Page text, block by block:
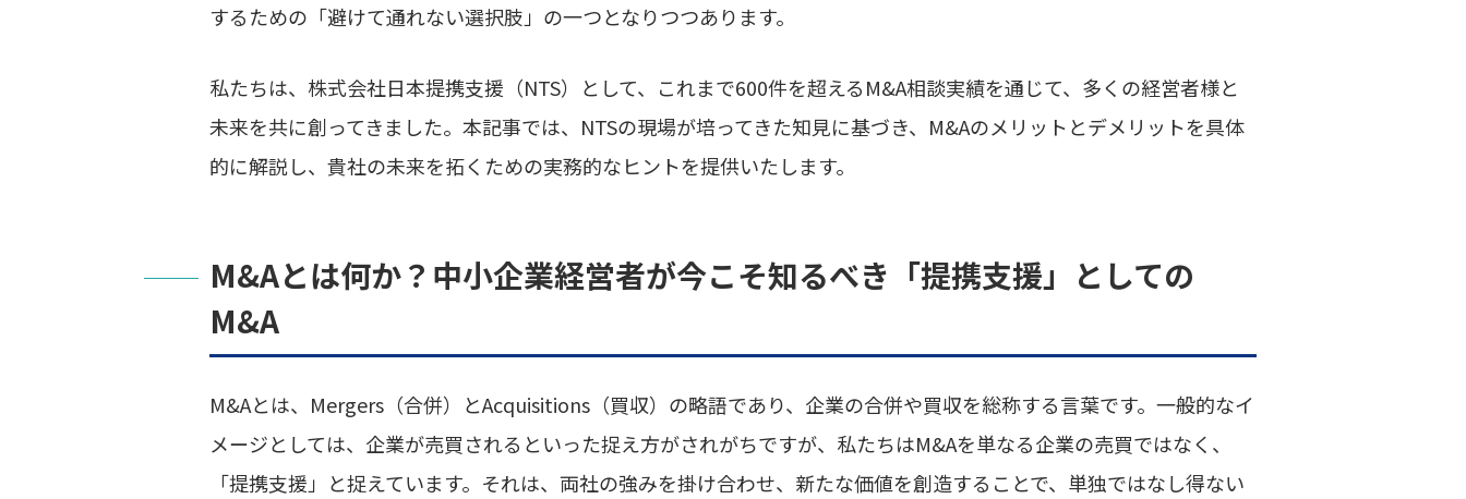
するための「避けて通れない選択肢」の一つとなりつつあります。
私たちは、株式会社日本提携支援（NTS）として、これまで600件を超えるM&A相談実績を通じて、多くの経営者様と
未来を共に創ってきました。本記事では、NTSの現場が培ってきた知見に基づき、M&Aのメリットとデメリットを具体
的に解説し、貴社の未来を拓くための実務的なヒントを提供いたします。
M&Aとは何か？中小企業経営者が今こそ知るべき「提携支援」としての
M&A
M&Aとは、Mergers（合併）とAcquisitions（買収）の略語であり、企業の合併や買収を総称する言葉です。一般的なイ
メージとしては、企業が売買されるといった捉え方がされがちですが、私たちはM&Aを単なる企業の売買ではなく、
「提携支援」と捉えています。それは、両社の強みを掛け合わせ、新たな価値を創造することで、単独ではなし得ない